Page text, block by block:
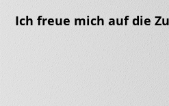
Ich freue mich auf die